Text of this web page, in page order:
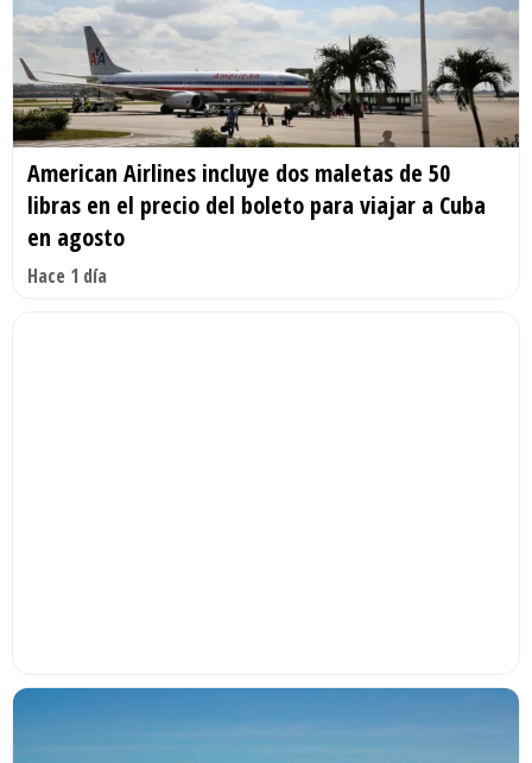
American Airlines incluye dos maletas de 50
libras en el precio del boleto para viajar a Cuba
en agosto
Hace 1 día